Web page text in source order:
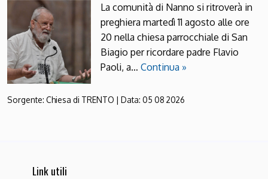
La comunità di Nanno si ritroverà in
preghiera martedì 11 agosto alle ore
20 nella chiesa parrocchiale di San
Biagio per ricordare padre Flavio
Paoli, a… Continua »
Sorgente: Chiesa di TRENTO | Data: 05 08 2026
Link utili